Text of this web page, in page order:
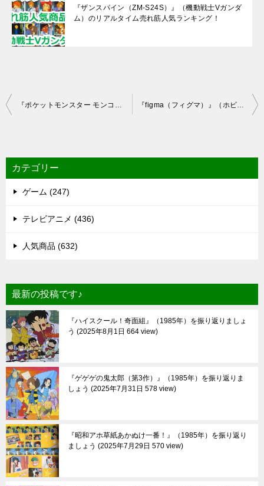
『ザンスパイン（ZM-S24S）』（機動戦士Vガンダ
ム）のリアルタイム売れ筋人気ランキング！
投
ビ
ゲ
ー
シ
カテゴリー
ゲーム (247)
テレビアニメ (436)
人気商品 (632)
最新の投稿です♪
『ハイスクール！奇面組』（1985年）を振り返りましょ
う
2025年8月1日 664 view
『ゲゲゲの鬼太郎（第3作）』（1985年）を振り返りま
しょう
2025年7月31日 578 view
『昭和アホ草紙あかぬけ一番！』（1985年）を振り返り
ましょう
2025年7月29日 570 view